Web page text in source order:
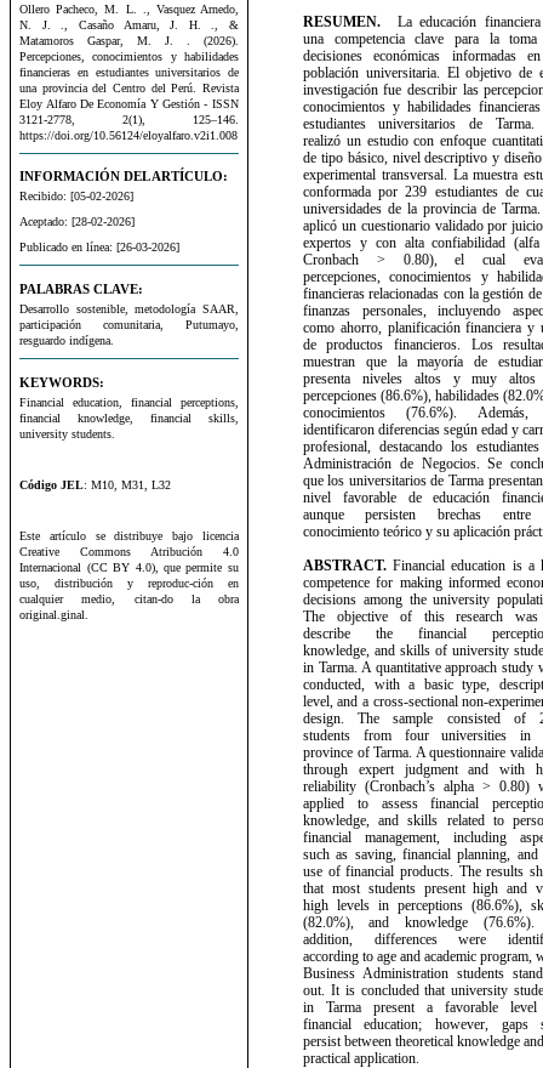
Ollero Pacheco, M. L. ., Vasquez Arnedo,
N. J. ., Casaño Amaru, J. H. ., &
Matamoros Gaspar, M. J. . (2026).
Percepciones, conocimientos y habilidades
financieras en estudiantes universitarios de
una provincia del Centro del Perú. Revista
Eloy Alfaro De Economía Y Gestión - ISSN
3121-2778, 2(1), 125–146.
https://doi.org/10.56124/eloyalfaro.v2i1.008
INFORMACIÓN DEL ARTÍCULO:
Recibido: [05-02-2026]
Aceptado: [28-02-2026]
Publicado en línea: [26-03-2026]
PALABRAS CLAVE:
Desarrollo sostenible, metodología SAAR,
participación comunitaria, Putumayo,
resguardo indígena.
KEYWORDS:
Financial education, financial perceptions,
financial knowledge, financial skills,
university students.
Código JEL: M10, M31, L32
Este artículo se distribuye bajo licencia
Creative Commons Atribución 4.0
Internacional (CC BY 4.0), que permite su
uso, distribución y reproduc-ción en
cualquier medio, citan-do la obra
original.ginal.
RESUMEN.La educación
una competencia clave para la
decisiones económicas informadas
población universitaria. El objetivo de
investigación fue describir las
conocimientos y habilidades
estudiantes universitarios de Tarma.
realizó un estudio con enfoque
de tipo básico, nivel descriptivo y
experimental transversal. La muestra
conformada por 239 estudiantes de
universidades de la provincia de
aplicó un cuestionario validado por
expertos y con alta confiabilidad
Cronbach > 0.80), el cual
percepciones, conocimientos y
financieras relacionadas con la gestión
finanzas personales, incluyendo
como ahorro, planificación financiera y
de productos financieros. Los
muestran que la mayoría de
presenta niveles altos y muy altos
percepciones (86.6%), habilidades
conocimientos (76.6%). Además,
identificaron diferencias según edad y
profesional, destacando los
Administración de Negocios. Se
que los universitarios de Tarma
nivel favorable de educación
aunque persisten brechas
conocimiento teórico y su aplicación
ABSTRACT.Financial education is a
competence for making informed
decisions among the university
The objective of this research
describe the financial
knowledge, and skills of university
in Tarma. A quantitative approach study
conducted, with a basic type,
level, and a cross-sectional non-
design. The sample consisted of
students from four universities in
province of Tarma. A questionnaire
through expert judgment and with
reliability (Cronbach’s alpha > 0.80)
applied to assess financial
knowledge, and skills related to
financial management, including
such as saving, financial planning, and
use of financial products. The results
that most students present high and
high levels in perceptions (86.6%),
(82.0%), and knowledge
addition, differences were
according to age and academic program,
Business Administration students
out. It is concluded that university
in Tarma present a favorable
financial education; however, gaps
persist between theoretical knowledge
practical application.